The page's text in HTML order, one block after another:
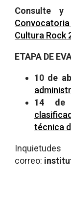
Consulte y
Cultura Rock
ETAPA DE
10 de
14 de
técnica
correo: